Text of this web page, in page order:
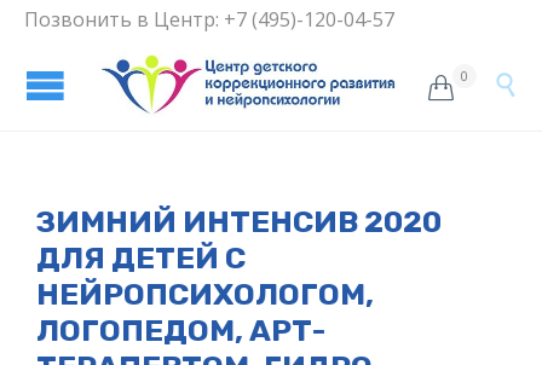
Позвонить в Центр: +7 (495)-120-04-57
 0 
ЗИМНИЙ ИНТЕНСИВ 2020
ДЛЯ ДЕТЕЙ С
НЕЙРОПСИХОЛОГОМ,
ЛОГОПЕДОМ, АРТ-